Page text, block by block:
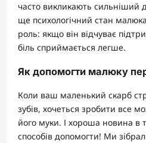
часто викликають сильніший
ще психологічний стан
роль: якщо він відчуває
біль сприймається легше.
Як допомогти малюку
Коли ваш маленький скарб
зубів, хочеться зробити все
його муки. І хороша новина в
способів допомогти! Ми